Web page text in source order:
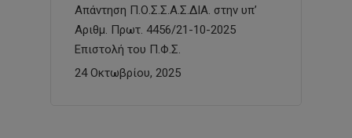
Απάντηση Π.Ο.Σ.Σ.Α.Σ.ΔΙΑ. στην υπ’
Αριθμ. Πρωτ. 4456/21-10-2025
Επιστολή του Π.Φ.Σ.
24 Οκτωβρίου, 2025